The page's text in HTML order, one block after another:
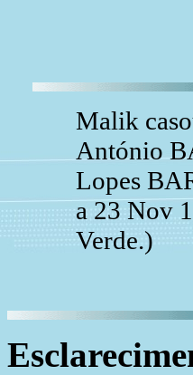
Malik
António
Lopes
a 23 Nov
Verde.)